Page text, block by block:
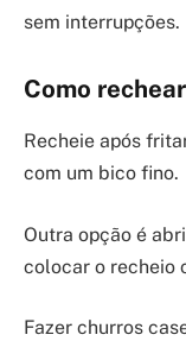
sem interrupções.
Como
Recheie após
com um bico fino.
Outra opção é
colocar o recheio
Fazer churros